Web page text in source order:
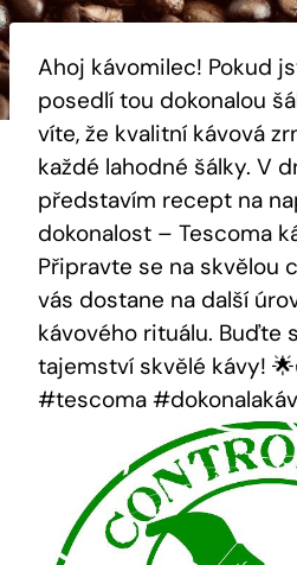
Ahoj kávomilec! Pokud
posedlí tou dokonalou
víte, že kvalitní kávová
každé lahodné šálky. V
představím recept na
dokonalost – Tescoma
Připravte se na skvělou
vás dostane na další
kávového rituálu. Buďte
tajemství skvělé kávy!
#tescoma